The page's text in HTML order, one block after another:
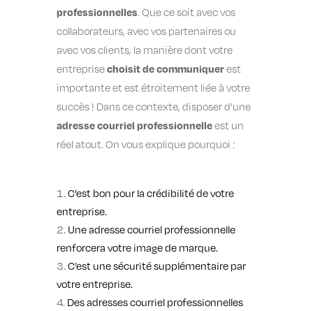
professionnelles. Que ce soit avec vos
collaborateurs, avec vos partenaires ou
avec vos clients, la manière dont votre
entreprisechoisit de communiquerest
importante et est étroitement liée à votre
succès ! Dans ce contexte, disposer d’une
adresse courriel professionnelleest un
réel atout. On vous explique pourquoi :
C’est bon pour la crédibilité de votre
entreprise.
Une adresse courriel professionnelle
renforcera votre image de marque.
C’est une sécurité supplémentaire par
votre entreprise.
Des adresses courriel professionnelles